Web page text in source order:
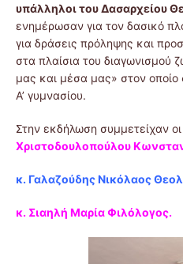
υπάλληλοι του Δασαρχείου
ενημέρωσαν για τον δασικό
για δράσεις πρόληψης και
στα πλαίσια του διαγωνισμού
μας και μέσα μας» στον
Α’ γυμνασίου.
Στην εκδήλωση συμμετείχαν οι
Χριστοδουλοπούλου
κ. Γαλαζούδης Νικόλαος
κ. Σιαηλή Μαρία Φιλόλογος.